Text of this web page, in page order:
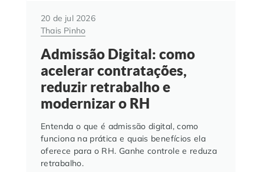
20 de jul 2026
Thais Pinho
Admissão Digital: como
acelerar contratações,
reduzir retrabalho e
modernizar o RH
Entenda o que é admissão digital, como
funciona na prática e quais benefícios ela
oferece para o RH. Ganhe controle e reduza
retrabalho.